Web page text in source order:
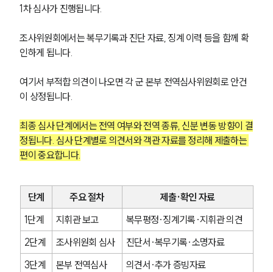
1차 심사가 진행됩니다.
조사위원회에서는 복무기록과 진단 자료, 징계 이력 등을 함께 확
인하게 됩니다.
여기서 부적합 의견이 나오면 각 군 본부 전역심사위원회로 안건
이 상정됩니다.
최종 심사 단계에서는 전역 여부와 전역 종류, 신분 변동 방향이 결
정됩니다. 심사 단계별로 의견서와 객관 자료를 정리해 제출하는
편이 중요합니다.
단계 주요 절차
제출·확인 자료
1단계
지휘관 보고
복무평정·징계기록·지휘관 의견
2단계
조사위원회 심사
진단서·복무기록·소명자료
3단계
본부 전역심사
의견서·추가 증빙자료